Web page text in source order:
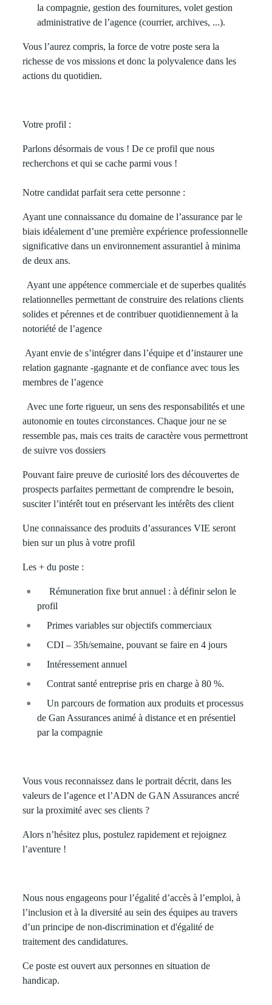
la compagnie, gestion des fournitures, volet gestion
administrative de l’agence (courrier, archives, ...).
Vous l’aurez compris, la force de votre poste sera la
richesse de vos missions et donc la polyvalence dans les
actions du quotidien.
Votre profil :
Parlons désormais de vous ! De ce profil que nous
recherchons et qui se cache parmi vous !
Notre candidat parfait sera cette personne :
Ayant une connaissance du domaine de l’assurance par le
biais idéalement d’une première expérience professionnelle
significative dans un environnement assurantiel à minima
de deux ans.
Ayant une appétence commerciale et de superbes qualités
relationnelles permettant de construire des relations clients
solides et pérennes et de contribuer quotidiennement à la
notoriété de l’agence
Ayant envie de s’intégrer dans l’équipe et d’instaurer une
relation gagnante -gagnante et de confiance avec tous les
membres de l’agence
Avec une forte rigueur, un sens des responsabilités et une
autonomie en toutes circonstances. Chaque jour ne se
ressemble pas, mais ces traits de caractère vous permettront
de suivre vos dossiers
Pouvant faire preuve de curiosité lors des découvertes de
prospects parfaites permettant de comprendre le besoin,
susciter l’intérêt tout en préservant les intérêts des client
Une connaissance des produits d’assurances VIE seront
bien sur un plus à votre profil
Les + du poste :
Rémuneration fixe brut annuel : à définir selon le
profil
Primes variables sur objectifs commerciaux
CDI – 35h/semaine, pouvant se faire en 4 jours
Intéressement annuel
Contrat santé entreprise pris en charge à 80 %.
Un parcours de formation aux produits et processus
de Gan Assurances animé à distance et en présentiel
par la compagnie
Vous vous reconnaissez dans le portrait décrit, dans les
valeurs de l’agence et l’ADN de GAN Assurances ancré
sur la proximité avec ses clients ?
Alors n’hésitez plus, postulez rapidement et rejoignez
l’aventure !
Nous nous engageons pour l’égalité d’accès à l’emploi, à
l’inclusion et à la diversité au sein des équipes au travers
d’un principe de non-discrimination et d'égalité de
traitement des candidatures.
Ce poste est ouvert aux personnes en situation de
handicap.